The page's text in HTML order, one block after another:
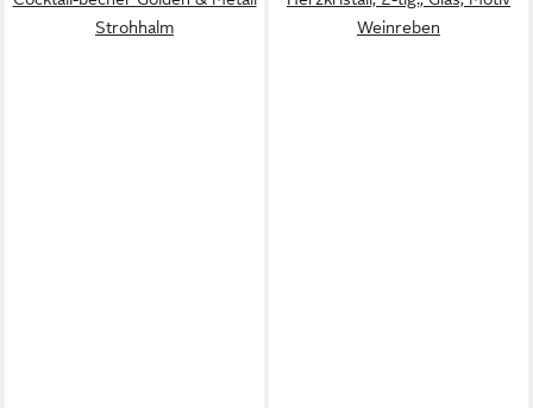
Strohhalm
Weinreben